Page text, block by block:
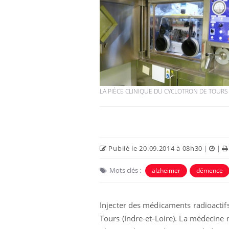
LA PIÈCE CLINIQUE DU CYCLOTRON DE
Publié le 20.09.2014 à 08h30 | |
Mots clés : alzheimer démence
Injecter des médicaments
Tours (Indre-et-Loire). La